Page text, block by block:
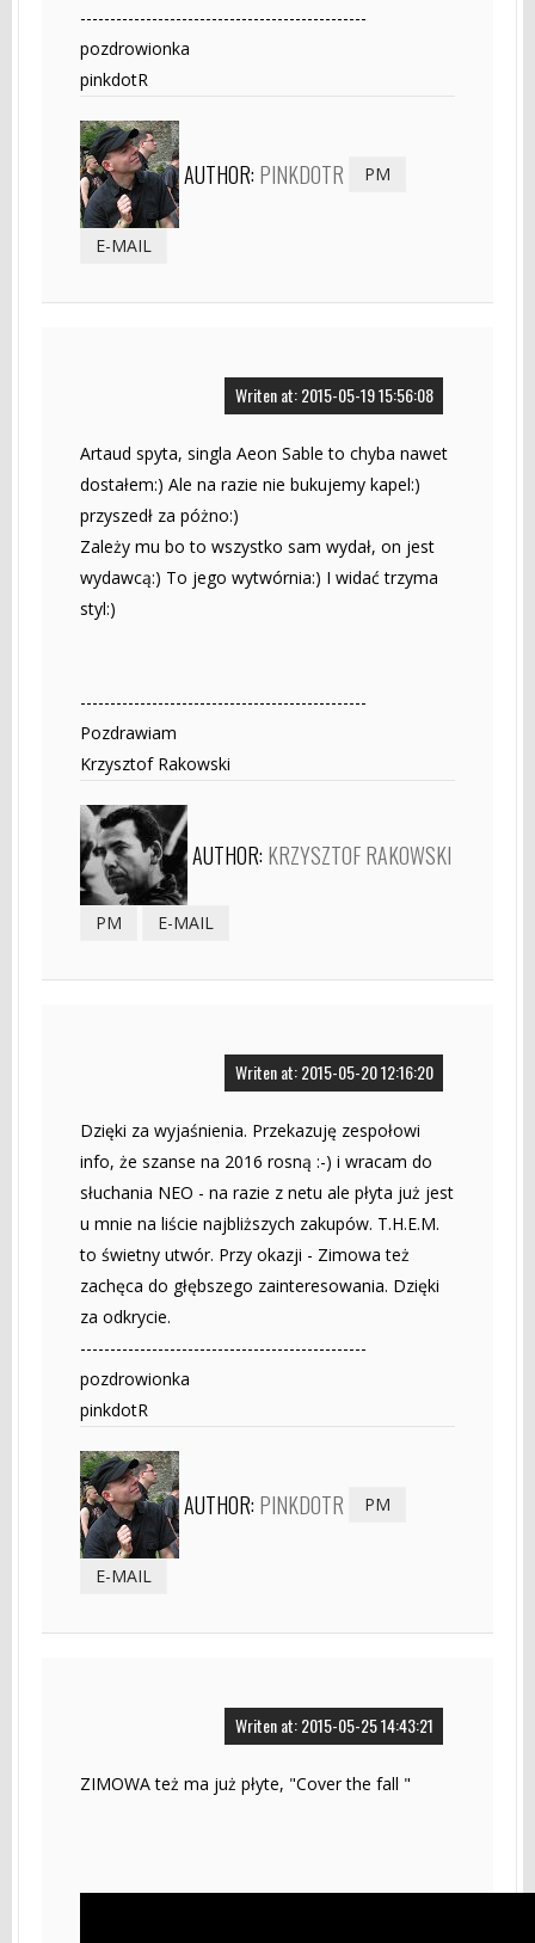
------------------------------------------------
pozdrowionka
pinkdotR
AUTHOR: PINKDOTR PM
E-MAIL
Writen at: 2015-05-19 15:56:08
Artaud spyta, singla Aeon Sable to chyba nawet
dostałem:) Ale na razie nie bukujemy kapel:)
przyszedł za póżno:)
Zależy mu bo to wszystko sam wydał, on jest
wydawcą:) To jego wytwórnia:) I widać trzyma
styl:)
------------------------------------------------
Pozdrawiam
Krzysztof Rakowski
AUTHOR: KRZYSZTOF RAKOWSKI
PM E-MAIL
Writen at: 2015-05-20 12:16:20
Dzięki za wyjaśnienia. Przekazuję zespołowi
info, że szanse na 2016 rosną :-) i wracam do
słuchania NEO - na razie z netu ale płyta już jest
u mnie na liście najbliższych zakupów. T.H.E.M.
to świetny utwór. Przy okazji - Zimowa też
zachęca do głębszego zainteresowania. Dzięki
za odkrycie.
------------------------------------------------
pozdrowionka
pinkdotR
AUTHOR: PINKDOTR PM
E-MAIL
Writen at: 2015-05-25 14:43:21
ZIMOWA też ma już płyte, "Cover the fall "